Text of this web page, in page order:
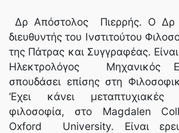
Δρ Απόστολος Πιερρής. Ο Δρ
διευθυντής του Ινστιτούτου
της Πάτρας και Συγγραφέας.
Ηλεκτρολόγος Μηχανικός
σπουδάσει επίσης στη
‘Εχει κάνει μεταπτυχιακές
φιλοσοφία, στο Magdalen
Oxford University. Είναι